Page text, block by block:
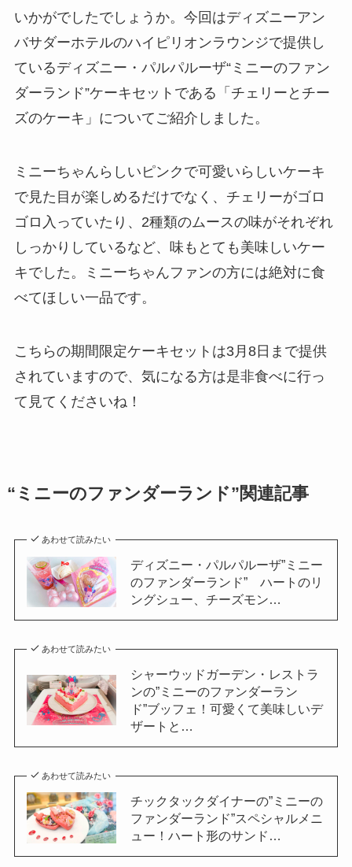
いかがでしたでしょうか。今回はディズニーアン
バサダーホテルのハイピリオンラウンジで提供し
ているディズニー・パルパルーザ“ミニーのファン
ダーランド”ケーキセットである「チェリーとチー
ズのケーキ」についてご紹介しました。
ミニーちゃんらしいピンクで可愛いらしいケーキ
で見た目が楽しめるだけでなく、チェリーがゴロ
ゴロ入っていたり、2種類のムースの味がそれぞれ
しっかりしているなど、味もとても美味しいケー
キでした。ミニーちゃんファンの方には絶対に食
べてほしい一品です。
こちらの期間限定ケーキセットは3月8日まで提供
されていますので、気になる方は是非食べに行っ
て見てくださいね！
“ミニーのファンダーランド”関連記事
あわせて読みたい
ディズニー・パルパルーザ”ミニー
のファンダーランド” ハートのリ
ングシュー、チーズモン…
あわせて読みたい
シャーウッドガーデン・レストラ
ンの”ミニーのファンダーラン
ド”ブッフェ！可愛くて美味しいデ
ザートと…
あわせて読みたい
チックタックダイナーの”ミニーの
ファンダーランド”スペシャルメニ
ュー！ハート形のサンド…